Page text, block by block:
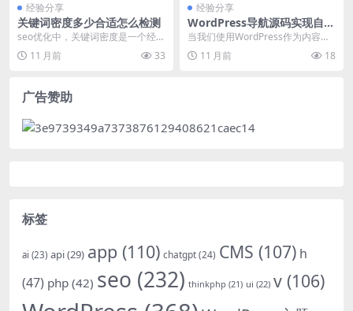
经验分享
关键词密度多少合适怎么检测
seo优化中，关键词密度是一个经常
被讨论的话题。那么，到底关键词
密度多少合适？如...
11 月前 33
经验分享
WordPress导航源码实现自定
义菜单并解决冲突问题
当我们使用WordPress作为内容管
理系统时，导航菜单的功能至关重
要。通过Wo...
11 月前 18
广告赞助
标签
ai (23) api(29) app (110) chatgpt(24) CMS (107) h
(47) php (42) seo (232) thinkphp (21) ui (22) v (106)